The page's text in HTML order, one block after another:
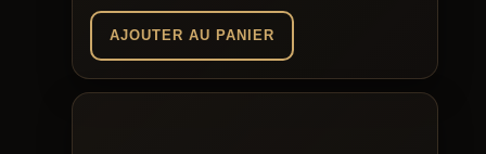
AJOUTER AU PANIER